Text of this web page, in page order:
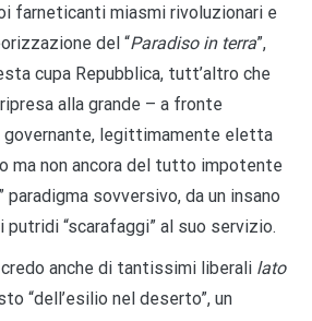
farneticanti miasmi rivoluzionari e
del “Paradiso in terra”,
cupa Repubblica, tutt’altro che
ripresa alla grande – a fronte
governante, legittimamente eletta
ma non ancora del tutto impotente
paradigma sovversivo, da un insano
“scarafaggi” al suo servizio.
anche di tantissimi liberali lato
“dell’esilio nel deserto”, un